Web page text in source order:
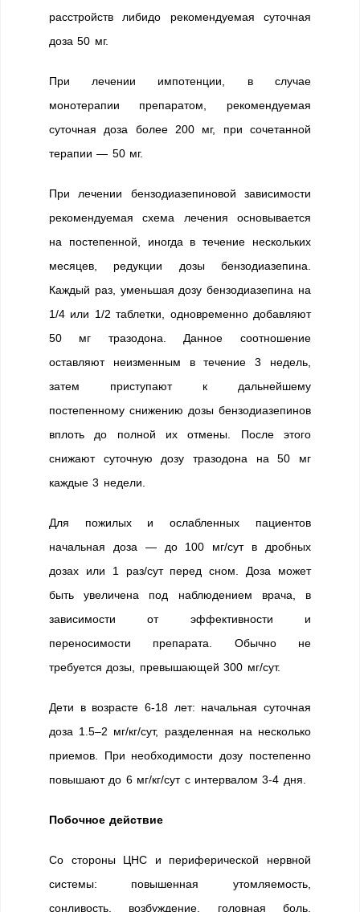
расстройств либидо рекомендуемая суточная
доза 50 мг.
При лечении импотенции, в случае
монотерапии препаратом, рекомендуемая
суточная доза более 200 мг, при сочетанной
терапии — 50 мг.
При лечении бензодиазепиновой зависимости
рекомендуемая схема лечения основывается
на постепенной, иногда в течение нескольких
месяцев, редукции дозы бензодиазепина.
Каждый раз, уменьшая дозу бензодиазепина на
1/4 или 1/2 таблетки, одновременно добавляют
50 мг тразодона. Данное соотношение
оставляют неизменным в течение 3 недель,
затем приступают к дальнейшему
постепенному снижению дозы бензодиазепинов
вплоть до полной их отмены. После этого
снижают суточную дозу тразодона на 50 мг
каждые 3 недели.
Для пожилых и ослабленных пациентов
начальная доза — до 100 мг/сут в дробных
дозах или 1 раз/сут перед сном. Доза может
быть увеличена под наблюдением врача, в
зависимости от эффективности и
переносимости препарата. Обычно не
требуется дозы, превышающей 300 мг/сут.
Дети в возрасте 6-18 лет: начальная суточная
доза 1.5–2 мг/кг/сут, разделенная на несколько
приемов. При необходимости дозу постепенно
повышают до 6 мг/кг/сут с интервалом 3-4 дня.
Побочное действие
Со стороны ЦНС и периферической нервной
системы: повышенная утомляемость,
сонливость, возбуждение, головная боль,